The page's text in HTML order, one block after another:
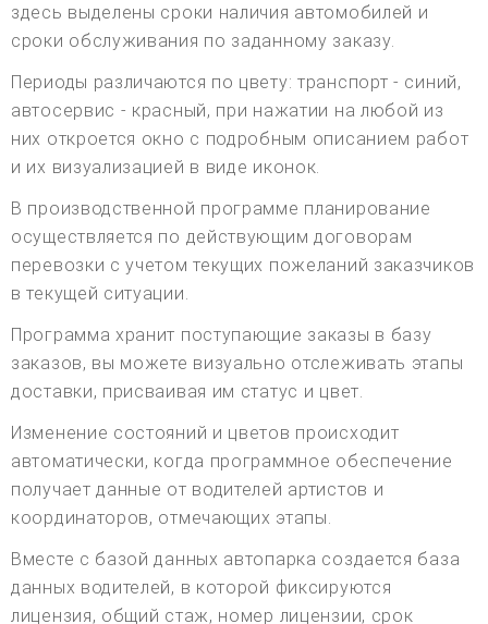
здесь выделены сроки наличия автомобилей и
сроки обслуживания по заданному заказу.
Периоды различаются по цвету: транспорт - синий,
автосервис - красный, при нажатии на любой из
них откроется окно с подробным описанием работ
и их визуализацией в виде иконок.
В производственной программе планирование
осуществляется по действующим договорам
перевозки с учетом текущих пожеланий заказчиков
в текущей ситуации.
Программа хранит поступающие заказы в базу
заказов, вы можете визуально отслеживать этапы
доставки, присваивая им статус и цвет.
Изменение состояний и цветов происходит
автоматически, когда программное обеспечение
получает данные от водителей артистов и
координаторов, отмечающих этапы.
Вместе с базой данных автопарка создается база
данных водителей, в которой фиксируются
лицензия, общий стаж, номер лицензии, срок